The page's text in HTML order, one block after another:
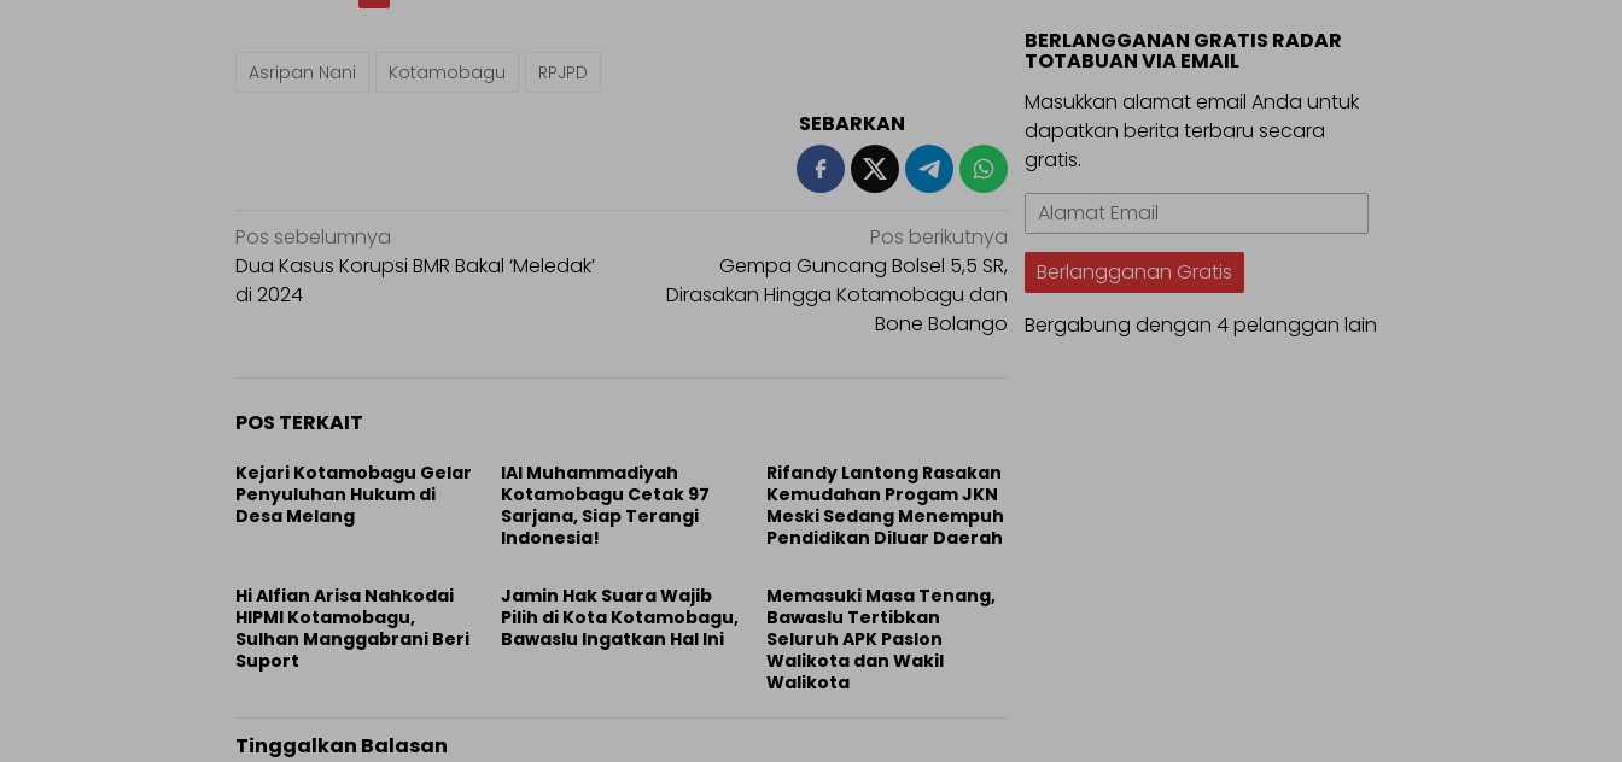
Asripan Nani Kotamobagu RPJPD
SEBARKAN
Navigasi
pos
Pos sebelumnya
Dua Kasus Korupsi BMR Bakal ‘Meledak’
di 2024
Pos berikutnya
Gempa Guncang Bolsel 5,5 SR,
Dirasakan Hingga Kotamobagu dan
Bone Bolango
POS TERKAIT
Kejari Kotamobagu Gelar
Penyuluhan Hukum di
Desa Melang
IAI Muhammadiyah
Kotamobagu Cetak 97
Sarjana, Siap Terangi
Indonesia!
Rifandy Lantong Rasakan
Kemudahan Progam JKN
Meski Sedang Menempuh
Pendidikan Diluar Daerah
Hi Alfian Arisa Nahkodai
HIPMI Kotamobagu,
Sulhan Manggabrani Beri
Suport
Jamin Hak Suara Wajib
Pilih di Kota Kotamobagu,
Bawaslu Ingatkan Hal Ini
Memasuki Masa Tenang,
Bawaslu Tertibkan
Seluruh APK Paslon
Walikota dan Wakil
Walikota
Tinggalkan Balasan
BERLANGGANAN GRATIS RADAR
TOTABUAN VIA EMAIL
Masukkan alamat email Anda untuk
dapatkan berita terbaru secara
gratis.
Alamat
Email
Berlangganan Gratis
Bergabung dengan 4 pelanggan lain